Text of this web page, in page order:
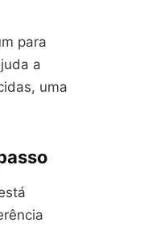
para
a
uma